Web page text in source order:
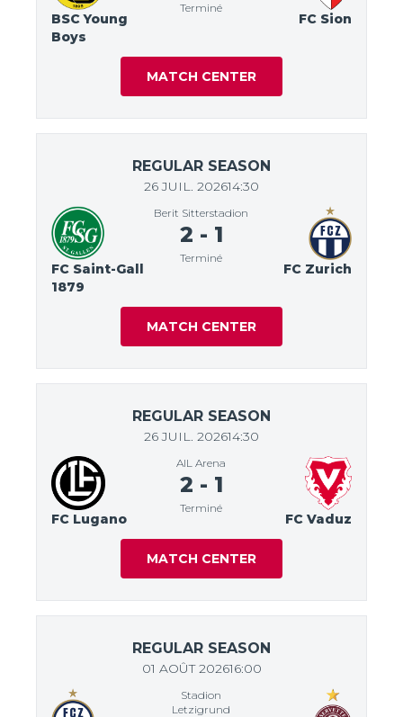
BSC Young
Boys
Terminé
FC Sion
MATCH CENTER
REGULAR SEASON
26 JUIL. 202614:30
FC Saint-Gall
1879
Berit Sitterstadion
2 - 1
Terminé
FC Zurich
MATCH CENTER
REGULAR SEASON
26 JUIL. 202614:30
FC Lugano
AIL Arena
2 - 1
Terminé
FC Vaduz
MATCH CENTER
REGULAR SEASON
01 AOÛT 202616:00
Stadion
Letzigrund